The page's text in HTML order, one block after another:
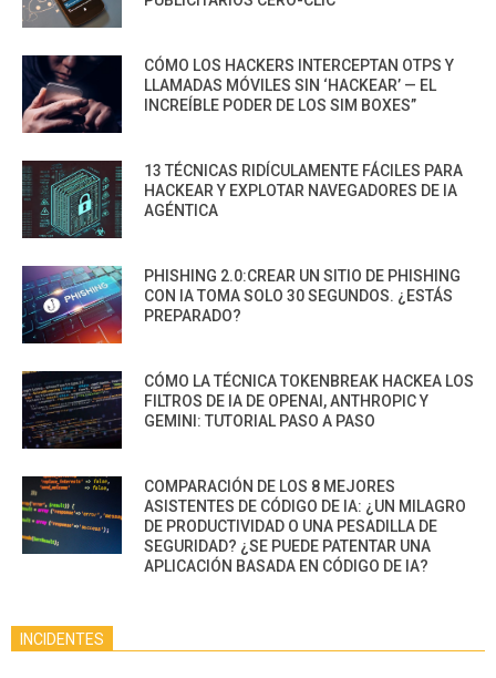
CÓMO LOS HACKERS INTERCEPTAN OTPS Y
LLAMADAS MÓVILES SIN ‘HACKEAR’ — EL
INCREÍBLE PODER DE LOS SIM BOXES”
13 TÉCNICAS RIDÍCULAMENTE FÁCILES PARA
HACKEAR Y EXPLOTAR NAVEGADORES DE IA
AGÉNTICA
PHISHING 2.0:CREAR UN SITIO DE PHISHING
CON IA TOMA SOLO 30 SEGUNDOS. ¿ESTÁS
PREPARADO?
CÓMO LA TÉCNICA TOKENBREAK HACKEA LOS
FILTROS DE IA DE OPENAI, ANTHROPIC Y
GEMINI: TUTORIAL PASO A PASO
COMPARACIÓN DE LOS 8 MEJORES
ASISTENTES DE CÓDIGO DE IA: ¿UN MILAGRO
DE PRODUCTIVIDAD O UNA PESADILLA DE
SEGURIDAD? ¿SE PUEDE PATENTAR UNA
APLICACIÓN BASADA EN CÓDIGO DE IA?
INCIDENTES